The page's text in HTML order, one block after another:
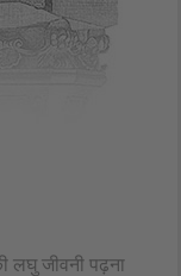
लघु जीवनी पढ़ना